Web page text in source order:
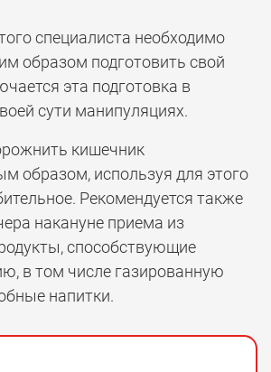
специалиста необходимо
образом подготовить свой
эта подготовка в
сути манипуляциях.
кишечник
образом, используя для этого
Рекомендуется также
накануне приема из
способствующие
в том числе газированную
напитки.